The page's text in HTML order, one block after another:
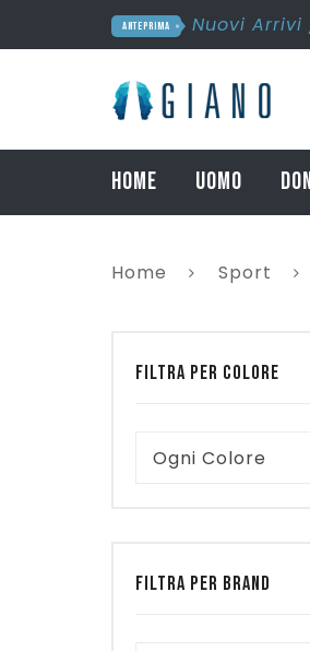
ANTEPRIMA Nuovi Arrivi
HOME UOMO
Home Sport
FILTRA PER COLORE
Ogni Colore
FILTRA PER BRAND